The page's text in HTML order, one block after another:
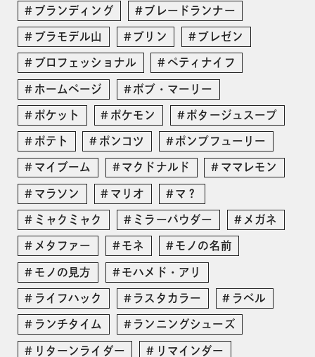
ブランディング ブレードランナー
プラモデル山 プリン プレゼン
プロフェッショナル ペティナイフ
ホームページ ボブ・マーリー
ポケット ポケモン ポタージュスープ
ポテト ポンコツ ポンプフューリー
マイブーム マクドナルド ママレモン
マラソン マリオ マ？
ミャクミャク ミラーパウダー メガネ
メタファー モネ モノの名前
モノの見方 モハメド・アリ
ライフハック ラスタカラー ラベル
ランチタイム ランニングシューズ
リターンライダー リマインダー